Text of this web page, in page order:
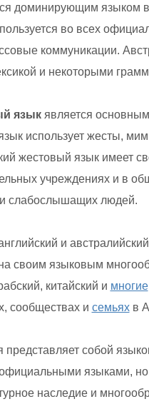
доминирующим языком в
во всех
коммуникации.
и некоторыми
языкявляется
использует жесты,
жестовый язык имеет
учреждениях и в
и слабослышащих людей.
и
своим языковым
китайский и многие
сообществах и семьяхв
собой
языками, но
наследие и